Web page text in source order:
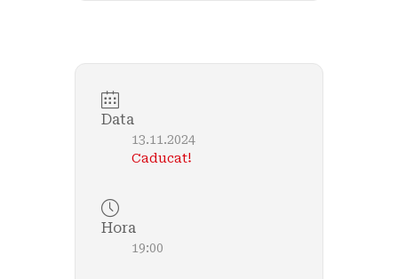
Data
13.11.2024
Caducat!
Hora
19:00